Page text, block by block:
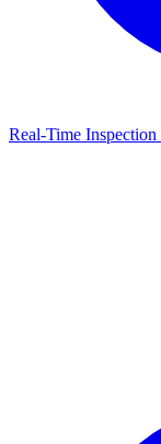
Real-Time Inspection